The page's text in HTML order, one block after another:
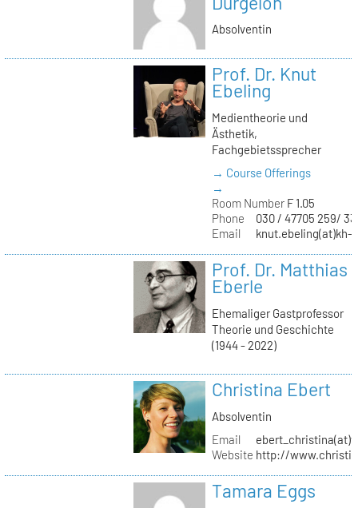
Absolventin
Prof. Dr. Knut
Ebeling
Medientheorie und
Ästhetik,
Fachgebietssprecher
→ Course Offerings
→
Room NumberF 1.05
Phone
030 / 47705 259/
Email
knut.ebeling(at)kh-
Prof. Dr. Matthias
Eberle
Ehemaliger Gastprofessor
Theorie und Geschichte
(1944 - 2022)
Christina Ebert
Absolventin
Email
Website http://
Tamara Eggs